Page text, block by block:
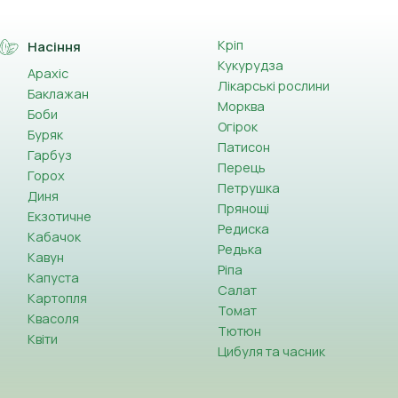
Насіння
Арахіс
Баклажан
Боби
Буряк
Гарбуз
Горох
Диня
Екзотичне
Кабачок
Кавун
Капуста
Картопля
Квасоля
Квіти
Кріп
Кукурудза
Лікарські рослини
Морква
Огірок
Патисон
Перець
Петрушка
Прянощі
Редиска
Редька
Ріпа
Салат
Томат
Тютюн
Цибуля та часник